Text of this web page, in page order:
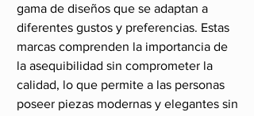
gama de diseños que se adaptan a
diferentes gustos y preferencias. Estas
marcas comprenden la importancia de
la asequibilidad sin comprometer la
calidad, lo que permite a las personas
poseer piezas modernas y elegantes sin